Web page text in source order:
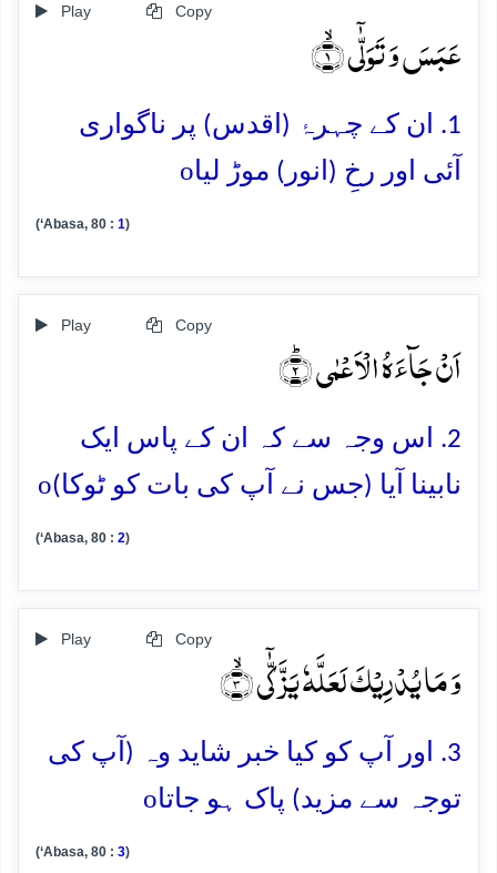
Play Copy
عَبَسَ وَ تَوَلّٰۤی ۙ﴿۱﴾
1. ان کے چہرۂ (اقدس) پر ناگواری
آئی اور رخِ (انور) موڑ لیاo
(‘Abasa, 80 : 1)
Play Copy
اَنۡ جَآءَہُ الۡاَعۡمٰی ؕ﴿۲﴾
2. اس وجہ سے کہ ان کے پاس ایک
نابینا آیا (جس نے آپ کی بات کو ٹوکا)o
(‘Abasa, 80 : 2)
Play Copy
وَ مَا یُدۡرِیۡکَ لَعَلَّہٗ یَزَّکّٰۤی ۙ﴿۳﴾
3. اور آپ کو کیا خبر شاید وہ (آپ کی
توجہ سے مزید) پاک ہو جاتاo
(‘Abasa, 80 : 3)